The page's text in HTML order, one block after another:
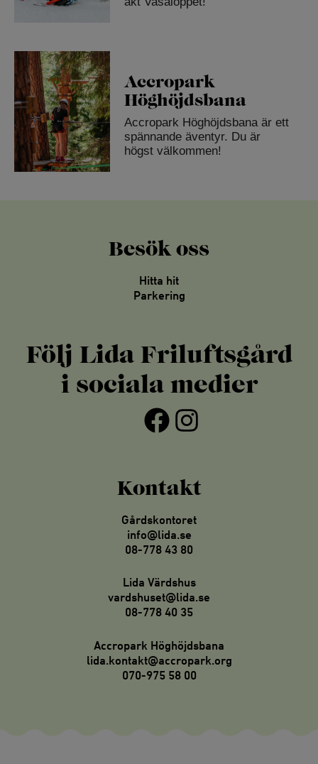
Accropark
Höghöjdsbana
Accropark Höghöjdsbana är ett
spännande äventyr. Du är
högst välkommen!
Besök oss
Hitta hit
Parkering
Följ Lida Friluftsgård
i sociala medier
Facebook Instagram
Kontakt
Gårdskontoret
info@lida.se
08-778 43 80
Lida Värdshus
vardshuset@lida.se
08-778 40 35
Accropark Höghöjdsbana
lida.kontakt@accropark.org
070-975 58 00